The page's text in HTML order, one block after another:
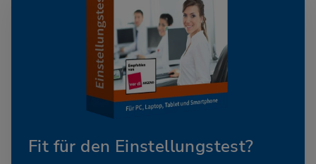
Fit für den Einstellungstest?